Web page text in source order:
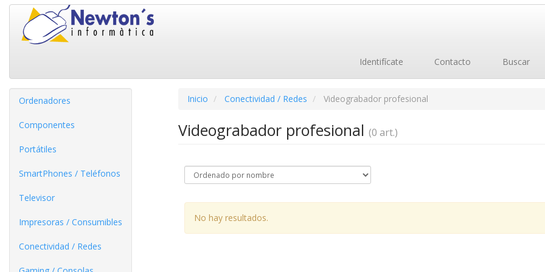
Identifícate Contacto Buscar
Ordenadores
Componentes
Portátiles
SmartPhones / Teléfonos
Televisor
Impresoras / Consumibles
Conectividad / Redes
Inicio Conectividad / Redes Videograbador profesional
Videograbador profesional (0 art.)
No hay resultados.